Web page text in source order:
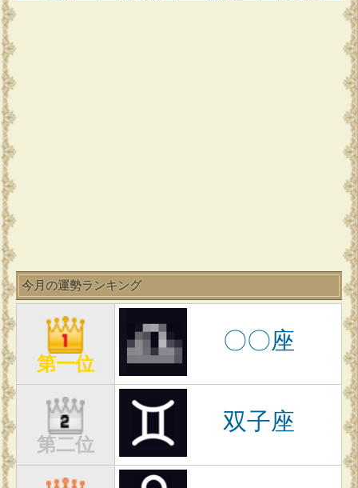
今月の運勢ランキング
第一位
〇〇座
第二位
双子座